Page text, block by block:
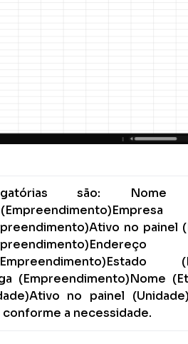
são: Nome
no painel
(Empreendimento)Nome
no painel
a necessidade.